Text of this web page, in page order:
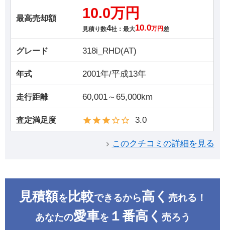
最高売却額 10.0万円
見積り数4社：最大10.0万円 差
グレード 318i_RHD(AT)
年式 2001年/平成13年
走行距離 60,001～65,000km
査定満足度 3.0
このクチコミの詳細を見る
見積額を 比較できるから高く 売れる！
あなたの愛車を １番高く 売ろう